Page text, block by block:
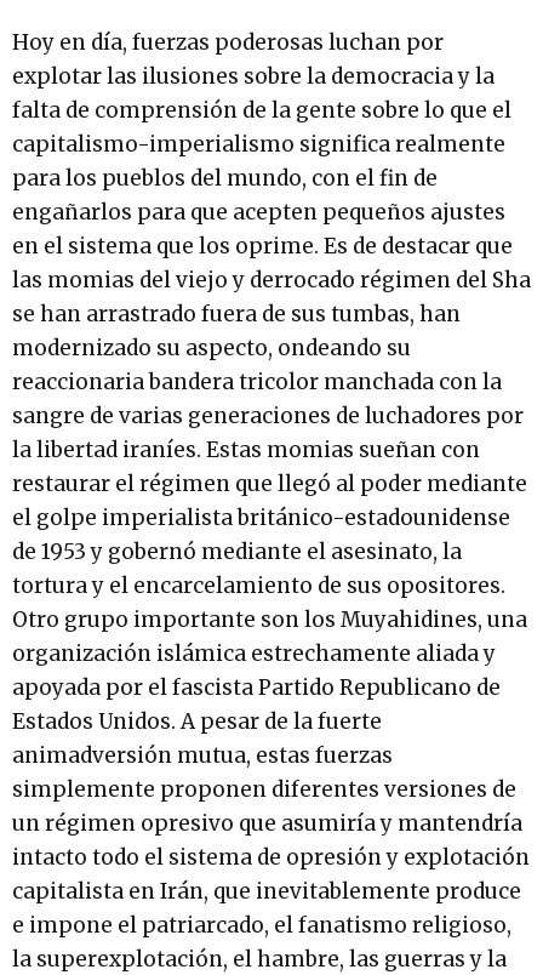
Hoy en día, fuerzas poderosas luchan por
explotar las ilusiones sobre la democracia y la
falta de comprensión de la gente sobre lo que el
capitalismo-imperialismo significa realmente
para los pueblos del mundo, con el fin de
engañarlos para que acepten pequeños ajustes
en el sistema que los oprime. Es de destacar que
las momias del viejo y derrocado régimen del Sha
se han arrastrado fuera de sus tumbas, han
modernizado su aspecto, ondeando su
reaccionaria bandera tricolor manchada con la
sangre de varias generaciones de luchadores por
la libertad iraníes. Estas momias sueñan con
restaurar el régimen que llegó al poder mediante
el golpe imperialista británico-estadounidense
de 1953 y gobernó mediante el asesinato, la
tortura y el encarcelamiento de sus opositores.
Otro grupo importante son los Muyahidines, una
organización islámica estrechamente aliada y
apoyada por el fascista Partido Republicano de
Estados Unidos. A pesar de la fuerte
animadversión mutua, estas fuerzas
simplemente proponen diferentes versiones de
un régimen opresivo que asumiría y mantendría
intacto todo el sistema de opresión y explotación
capitalista en Irán, que inevitablemente produce
e impone el patriarcado, el fanatismo religioso,
la superexplotación, el hambre, las guerras y la